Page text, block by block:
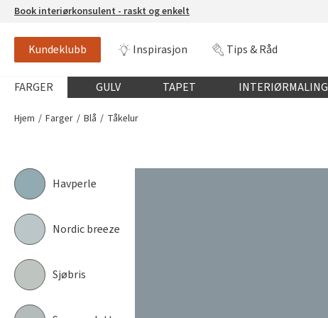
Book interiørkonsulent - raskt og enkelt
Kundeklubb Inspirasjon Tips & Råd
Globalnavigasjon mobil
FARGER GULV TAPET INTERIØRMALING
TÅKELUR
Hjem Farger Blå Tåkelur
Havperle
Nordic breeze
Sjøbris